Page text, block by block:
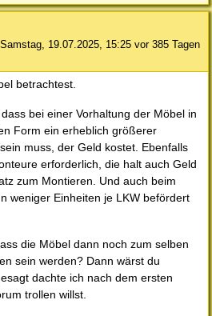
Samstag, 19.07.2025, 15:25 vor 385 Tagen
betrachtest.
bei einer Vorhaltung der Möbel in
Form ein erheblich größerer
muss, der Geld kostet. Ebenfalls
erforderlich, die halt auch Geld
zum Montieren. Und auch beim
weniger Einheiten je LKW befördert
die Möbel dann noch zum selben
sein werden? Dann wärst du
dachte ich nach dem ersten
trollen willst.